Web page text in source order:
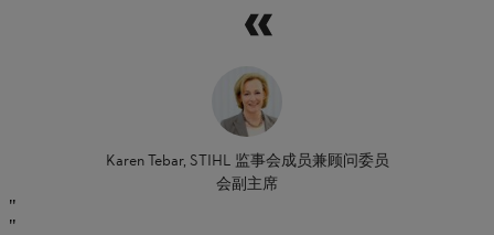
Karen Tebar, STIHL 监事会成员兼顾问委员
会副主席